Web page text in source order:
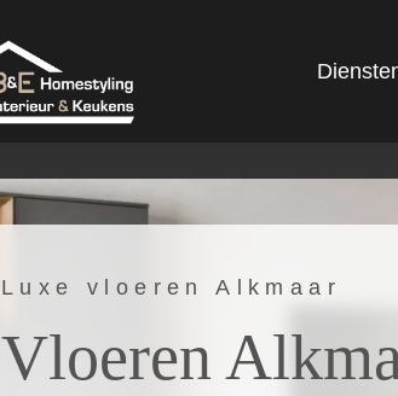
Luxe vloeren Alkmaar
Vloeren